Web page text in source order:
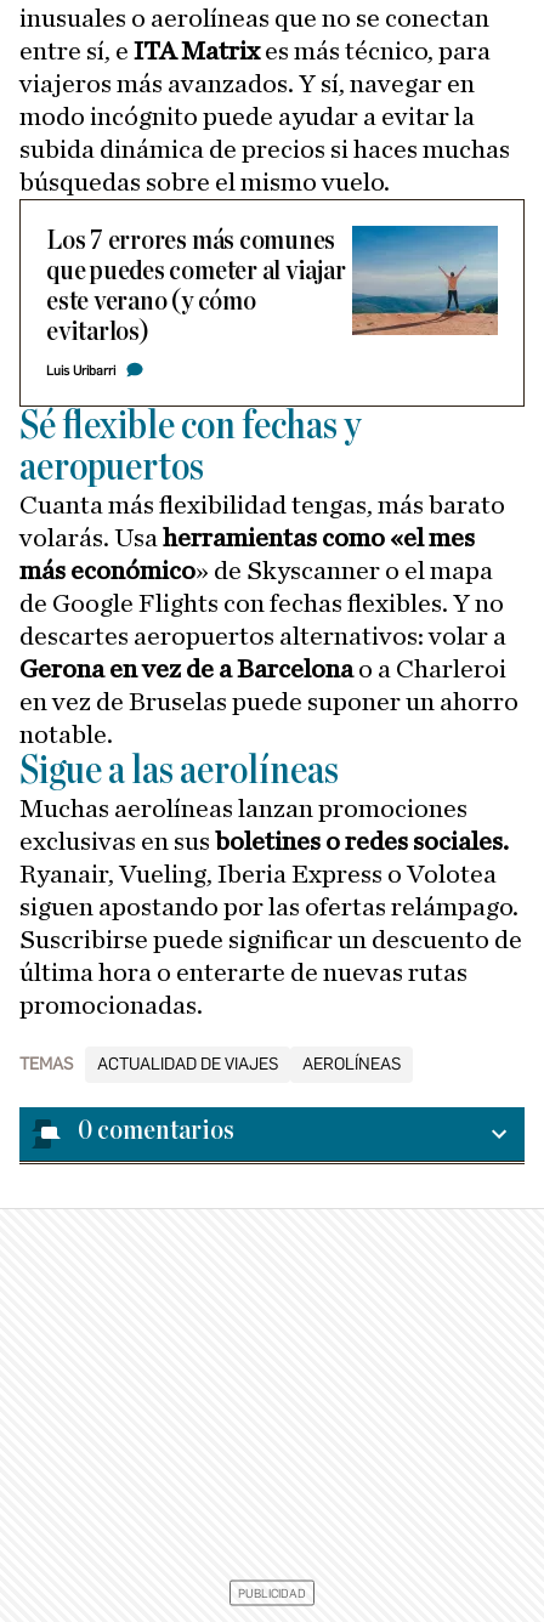
inusuales o aerolíneas que no se conectan
entre sí, e ITA Matrixes más técnico, para
viajeros más avanzados. Y sí, navegar en
modo incógnito puede ayudar a evitar la
subida dinámica de precios si haces muchas
búsquedas sobre el mismo vuelo.
Los 7 errores más comunes
que puedes cometer al viajar
este verano (y cómo
evitarlos)
Luis Uribarri
Sé flexible con fechas y
aeropuertos
Cuanta más flexibilidad tengas, más barato
volarás. Usa herramientas como «el mes
más económico» de Skyscanner o el mapa
de Google Flights con fechas flexibles. Y no
descartes aeropuertos alternativos: volar a
Gerona en vez de a Barcelonao a Charleroi
en vez de Bruselas puede suponer un ahorro
notable.
Sigue a las aerolíneas
Muchas aerolíneas lanzan promociones
exclusivas en sus boletines o redes sociales.
Ryanair, Vueling, Iberia Express o Volotea
siguen apostando por las ofertas relámpago.
Suscribirse puede significar un descuento de
última hora o enterarte de nuevas rutas
promocionadas.
TEMAS ACTUALIDAD DE VIAJES AEROLÍNEAS
0 comentarios